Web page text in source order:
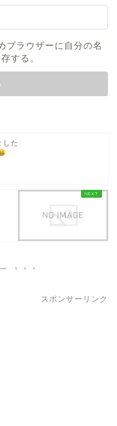
ブラウザーに自分の名
する。
した
スポンサーリンク